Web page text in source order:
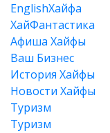
EnglishХайфа
XайФантастика
Афиша Хайфы
Ваш Бизнес
История Хайфы
Новости Хайфы
Туризм
Туризм